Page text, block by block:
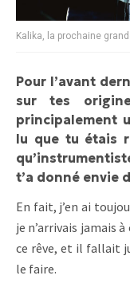
Kalika, la prochaine
Pour l’avant
sur tes
principalement
lu que tu étais
t’a donné envie
En fait, j’en ai
je n’arrivais jamais
ce rêve, et il fallait
le faire.